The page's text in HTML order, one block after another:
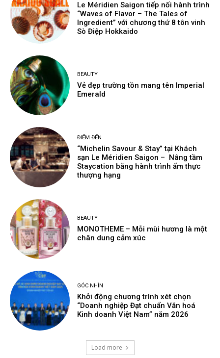
Le Méridien Saigon tiếp nối hành trình
“Waves of Flavor – The Tales of
Ingredient” với chương thứ 8 tôn vinh
Sò Điệp Hokkaido
BEAUTY
Vẻ đẹp trường tồn mang tên Imperial
Emerald
ĐIỂM ĐẾN
“Michelin Savour & Stay” tại Khách
sạn Le Méridien Saigon – Nâng tầm
Staycation bằng hành trình ẩm thực
thượng hạng
BEAUTY
MONOTHEME – Mỗi mùi hương là một
chân dung cảm xúc
GÓC NHÌN
Khởi động chương trình xét chọn
“Doanh nghiệp Đạt chuẩn Văn hoá
Kinh doanh Việt Nam” năm 2026
Load more